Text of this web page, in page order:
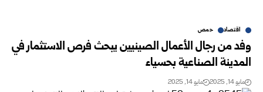
اقتصاد حمص
وفد من رجال الأعمال الصينيين يبحث فرص الاستثمار في
المدينة الصناعية بحسياء
مايو 14, 2025 مايو 14, 2025